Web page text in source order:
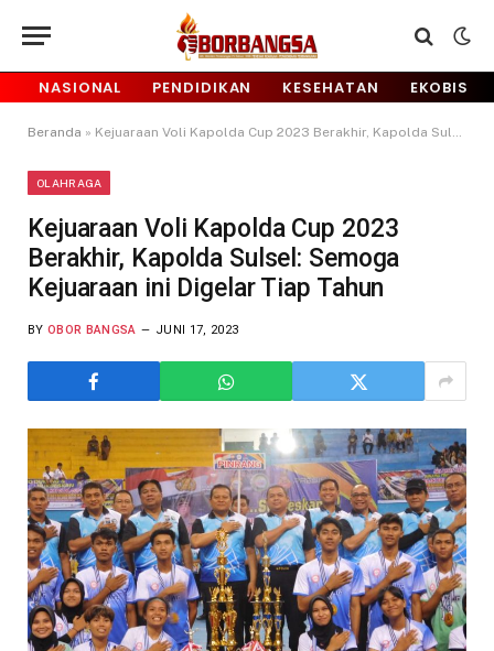
NASIONAL PENDIDIKAN KESEHATAN EKOBIS
Beranda » Kejuaraan Voli Kapolda Cup 2023 Berakhir, Kapolda Sulsel: Semoga Kejuaraan ini Digelar Tiap Tahun
OLAHRAGA
Kejuaraan Voli Kapolda Cup 2023
Berakhir, Kapolda Sulsel: Semoga
Kejuaraan ini Digelar Tiap Tahun
BY OBOR BANGSA JUNI 17, 2023